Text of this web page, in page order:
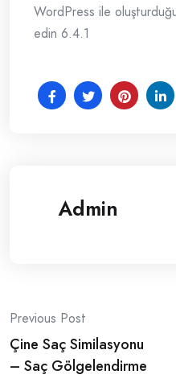
WordPress ile
edin 6.4.1
Admin
Post
navigation
Previous Post
Çine Saç Similasyonu
– Saç Gölgelendirme